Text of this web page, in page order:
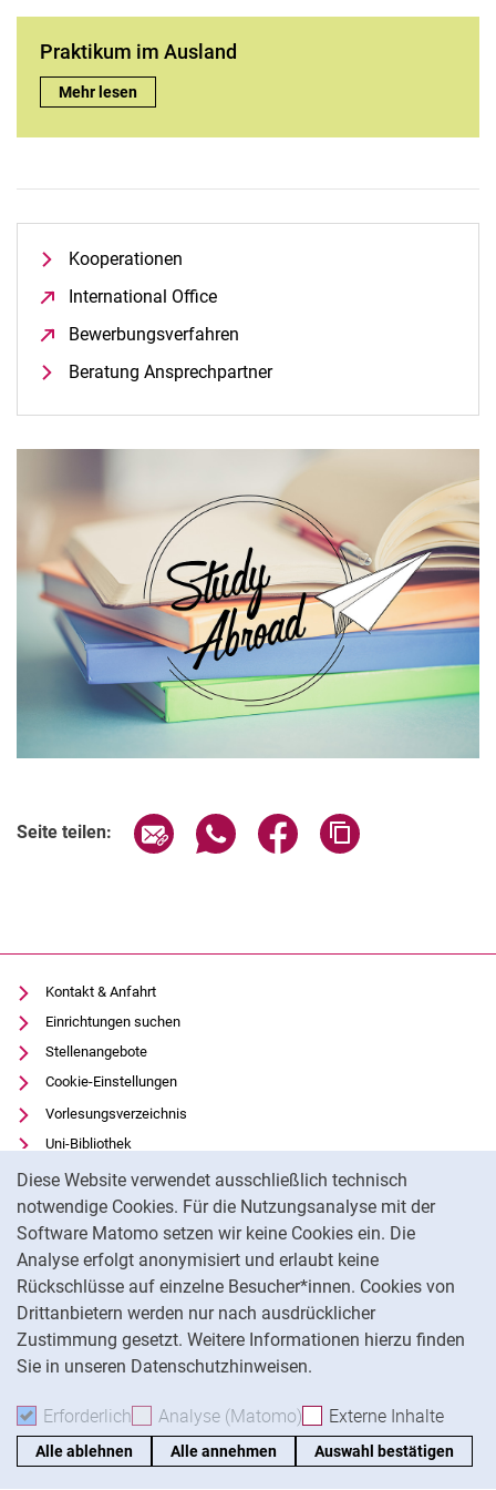
Diese Website verwendet ausschließlich technisch
notwendige Cookies. Für die Nutzungsanalyse mit der
Software Matomo setzen wir keine Cookies ein. Die
Analyse erfolgt anonymisiert und erlaubt keine
Rückschlüsse auf einzelne Besucher*innen. Cookies von
Drittanbietern werden nur nach ausdrücklicher
Zustimmung gesetzt. Weitere Informationen hierzu finden
Sie in unseren Datenschutzhinweisen.
Erforderlich Erforderliche Cookies akzeptieren
Analyse (Matomo) Analyse-Cookies
Externe Inhalte
Alle ablehnen Alle annehmen Auswahl bestätigen
ITALICUM
Incoming
Veranstaltungskalender
Team Internationales
Praktikum im Ausland
Praktikum im Ausland:
Mehr lesen
Kooperationen
International Office
Bewerbungsverfahren
Beratung Ansprechpartner
Seite teilen: Seite über E-Mail teilen
Seite über WhatsApp teilen
Seite über Facebook
Kontakt & Anfahrt
Einrichtungen suchen
Stellenangebote
Cookie-Einstellungen
Vorlesungsverzeichnis
Uni-Bibliothek
Moodle
Panopto
Datenschutz
Barrierefreiheit
Transparenter KI-Einsatz
Impressum